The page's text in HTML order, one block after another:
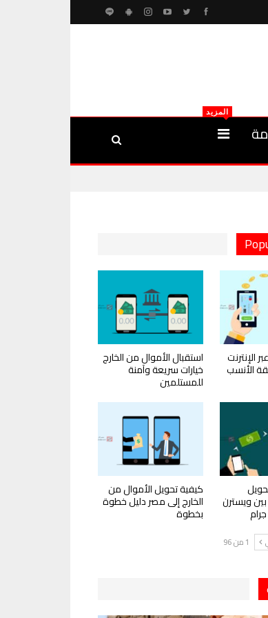
المزيد
الإنترنت
الأنسب
استقبال الأموال من الخارج
خيارات سريعة وآمنة
للمستلمين
بين ويسترن
كيفية تحويل الأموال من
الخارج إلى مصر دليل خطوة
بخطوة
1 من 96